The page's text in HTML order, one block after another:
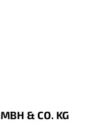
& CO. KG